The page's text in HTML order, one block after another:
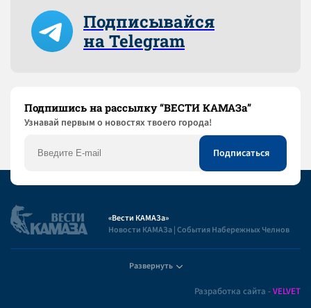
Подписывайся
на Telegram
Подпишись на рассылку “ВЕСТИ КАМАЗа”
Узнaвай первым о новостях твоего города!
«Вести КАМАЗа»
Новости КАМАЗа | События Набережных Челнов
Развернуть
Разработка сайта -VELVET